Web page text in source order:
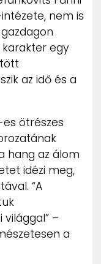
nem is
egy
az idő és a
es ötrészes
hang az álom
idézi meg,
“A
–
a